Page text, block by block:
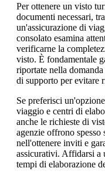
Per ottenere un visto
documenti necessari,
un'assicurazione di
consolato esamina
verificarne la
visto. È fondamentale
riportate nella
di supporto per evitare
Se preferisci
viaggio e centri di
anche le richieste di
agenzie offrono
nell'ottenere inviti e
assicurativi. Affidarsi a
tempi di elaborazione